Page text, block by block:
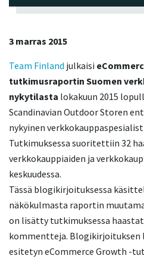
3 marras 2015
Team Finland julkaisi
tutkimusraportin Suomen
nykytilasta lokakuun 2015
Scandinavian Outdoor Storen
nykyinen
Tutkimuksessa suoritettiin 32
verkkokauppiaiden ja
keskuudessa.
Tässä blogikirjoituksessa
näkökulmasta raportin
on lisätty tutkimuksessa
kommentteja. Blogikirjoituksen
esitetyn eCommerce Growth -